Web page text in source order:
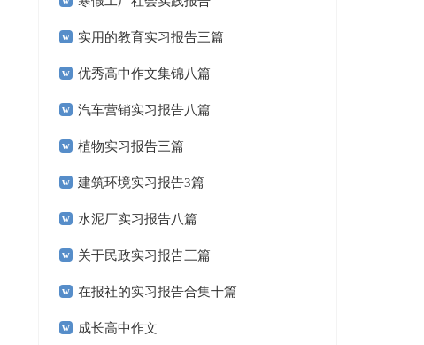
实用的教育实习报告三篇
优秀高中作文集锦八篇
汽车营销实习报告八篇
植物实习报告三篇
建筑环境实习报告3篇
水泥厂实习报告八篇
关于民政实习报告三篇
在报社的实习报告合集十篇
成长高中作文